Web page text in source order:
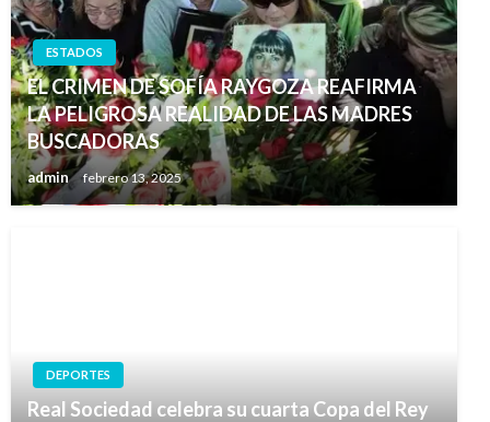
ESTADOS
EL CRIMEN DE SOFÍA RAYGOZA REAFIRMA
LA PELIGROSA REALIDAD DE LAS MADRES
BUSCADORAS
admin febrero 13, 2025
DEPORTES
Real Sociedad celebra su cuarta Copa del Rey